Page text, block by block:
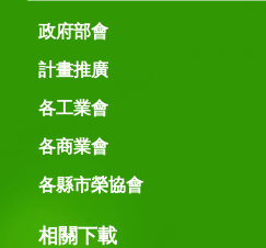
政府部會
計畫推廣
各工業會
各商業會
各縣市榮協會
相關下載